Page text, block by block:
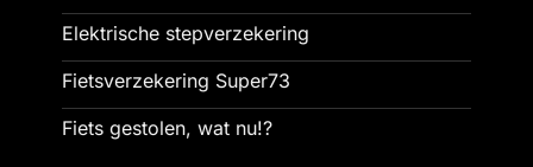
Elektrische stepverzekering
Fietsverzekering Super73
Fiets gestolen, wat nu!?